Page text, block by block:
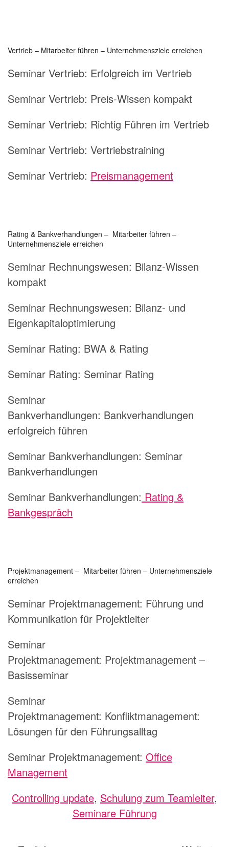
Vertrieb – Mitarbeiter führen – Unternehmensziele erreichen
Seminar Vertrieb: Erfolgreich im Vertrieb
Seminar Vertrieb: Preis-Wissen kompakt
Seminar Vertrieb: Richtig Führen im Vertrieb
Seminar Vertrieb: Vertriebstraining
Seminar Vertrieb: Preismanagement
Rating & Bankverhandlungen – Mitarbeiter führen –
Unternehmensziele erreichen
Seminar Rechnungswesen: Bilanz-Wissen
kompakt
Seminar Rechnungswesen: Bilanz- und
Eigenkapitaloptimierung
Seminar Rating: BWA & Rating
Seminar Rating: Seminar Rating
Seminar
Bankverhandlungen: Bankverhandlungen
erfolgreich führen
Seminar Bankverhandlungen: Seminar
Bankverhandlungen
Seminar Bankverhandlungen: Rating &
Bankgespräch
Projektmanagement – Mitarbeiter führen – Unternehmensziele
erreichen
Seminar Projektmanagement: Führung und
Kommunikation für Projektleiter
Seminar
Projektmanagement: Projektmanagement –
Basisseminar
Seminar
Projektmanagement: Konfliktmanagement:
Lösungen für den Führungsalltag
Seminar Projektmanagement: Office
Management
Controlling update, Schulung zum Teamleiter,
Seminare Führung